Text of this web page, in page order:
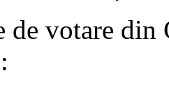
de votare